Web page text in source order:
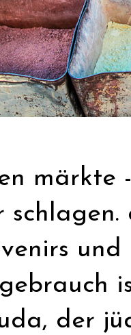
märkte
der